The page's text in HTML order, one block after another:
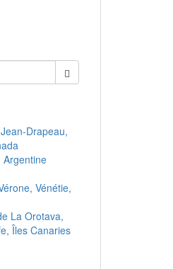
Drapeau,
Argentine
Vénétie,
La Orotava,
Îles Canaries